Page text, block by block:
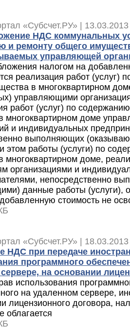
«Субсчет.РУ» |
НДС коммунальных
и ремонту общего
управляющей
налогом на
реализация работ (услуг)
в многоквартирном
управляющими
работ (услуг) по
многоквартирном доме
и индивидуальных
выполняющих
этом работы (услуги) по
многоквартирном доме,
организациями и
непосредственно
данные работы (услуги),
стоимость не
«Субсчет.РУ» |
НДС при передаче
программного
на основании
использования
на удаленном сервере,
лицензионного договора,
облагается